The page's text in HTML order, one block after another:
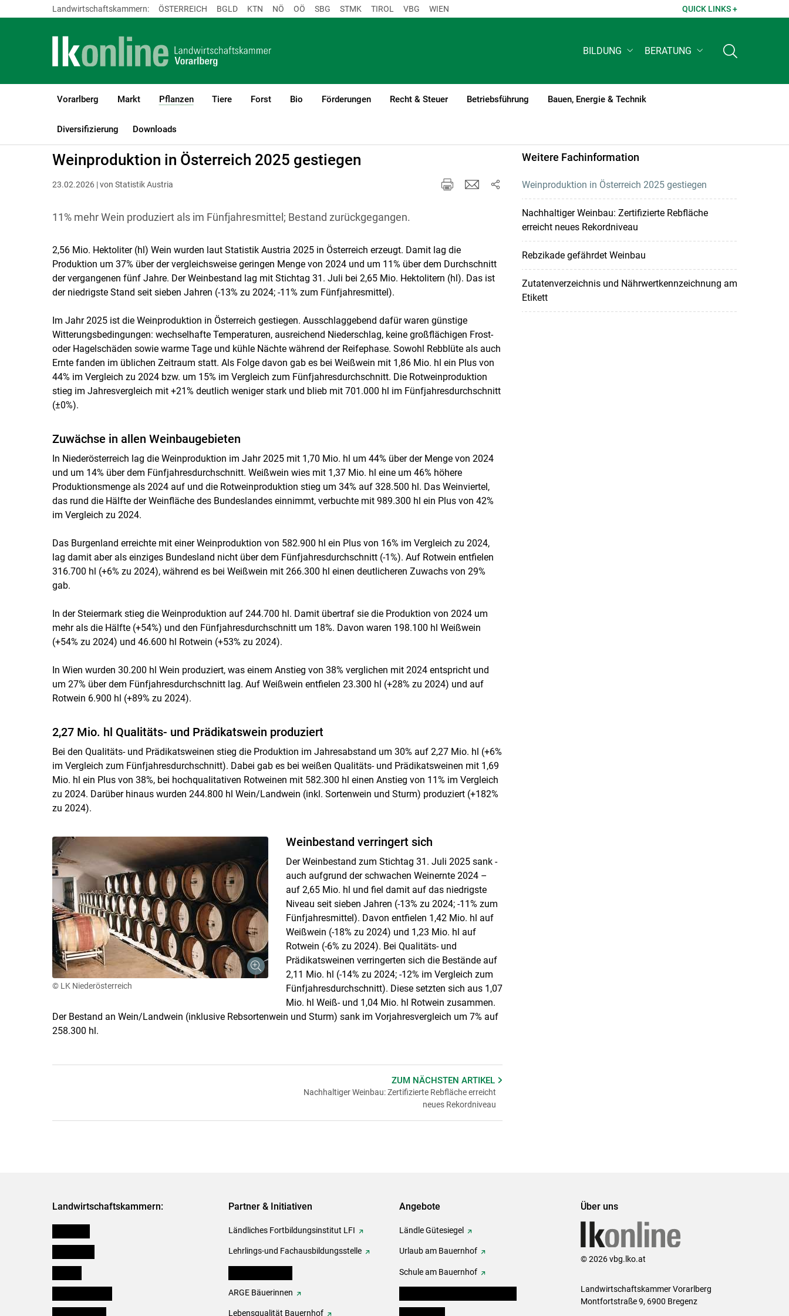
Landwirtschaftskammern: ÖSTERREICH BGLD KTN NÖ OÖ SBG STMK TIROL VBG WIEN QUICK LINKS +
BILDUNG BERATUNG
Vorarlberg Markt Pflanzen
(current)1
Tiere Forst Bio Förderungen Recht & Steuer Betriebsführung Bauen, Energie & Technik
Diversifizierung Downloads
LK Vorarlberg Pflanzen Weinbau
Weinproduktion in Österreich 2025 gestiegen
23.02.2026 | von Statistik Austria
11% mehr Wein produziert als im Fünfjahresmittel; Bestand zurückgegangen.
2,56 Mio. Hektoliter (hl) Wein wurden laut Statistik Austria 2025 in Österreich erzeugt. Damit lag die
Produktion um 37% über der vergleichsweise geringen Menge von 2024 und um 11% über dem Durchschnitt
der vergangenen fünf Jahre. Der Weinbestand lag mit Stichtag 31. Juli bei 2,65 Mio. Hektolitern (hl). Das ist
der niedrigste Stand seit sieben Jahren (-13% zu 2024; -11% zum Fünfjahresmittel).
Im Jahr 2025 ist die Weinproduktion in Österreich gestiegen. Ausschlaggebend dafür waren günstige
Witterungsbedingungen: wechselhafte Temperaturen, ausreichend Niederschlag, keine großflächigen Frost-
oder Hagelschäden sowie warme Tage und kühle Nächte während der Reifephase. Sowohl Rebblüte als auch
Ernte fanden im üblichen Zeitraum statt. Als Folge davon gab es bei Weißwein mit 1,86 Mio. hl ein Plus von
44% im Vergleich zu 2024 bzw. um 15% im Vergleich zum Fünfjahresdurchschnitt. Die Rotweinproduktion
stieg im Jahresvergleich mit +21% deutlich weniger stark und blieb mit 701.000 hl im Fünfjahresdurchschnitt
(±0%).
Zuwächse in allen Weinbaugebieten
In Niederösterreich lag die Weinproduktion im Jahr 2025 mit 1,70 Mio. hl um 44% über der Menge von 2024
und um 14% über dem Fünfjahresdurchschnitt. Weißwein wies mit 1,37 Mio. hl eine um 46% höhere
Produktionsmenge als 2024 auf und die Rotweinproduktion stieg um 34% auf 328.500 hl. Das Weinviertel,
das rund die Hälfte der Weinfläche des Bundeslandes einnimmt, verbuchte mit 989.300 hl ein Plus von 42%
im Vergleich zu 2024.
Das Burgenland erreichte mit einer Weinproduktion von 582.900 hl ein Plus von 16% im Vergleich zu 2024,
lag damit aber als einziges Bundesland nicht über dem Fünfjahresdurchschnitt (-1%). Auf Rotwein entfielen
316.700 hl (+6% zu 2024), während es bei Weißwein mit 266.300 hl einen deutlicheren Zuwachs von 29%
gab.
In der Steiermark stieg die Weinproduktion auf 244.700 hl. Damit übertraf sie die Produktion von 2024 um
mehr als die Hälfte (+54%) und den Fünfjahresdurchschnitt um 18%. Davon waren 198.100 hl Weißwein
(+54% zu 2024) und 46.600 hl Rotwein (+53% zu 2024).
In Wien wurden 30.200 hl Wein produziert, was einem Anstieg von 38% verglichen mit 2024 entspricht und
um 27% über dem Fünfjahresdurchschnitt lag. Auf Weißwein entfielen 23.300 hl (+28% zu 2024) und auf
Rotwein 6.900 hl (+89% zu 2024).
2,27 Mio. hl Qualitäts- und Prädikatswein produziert
Bei den Qualitäts- und Prädikatsweinen stieg die Produktion im Jahresabstand um 30% auf 2,27 Mio. hl (+6%
im Vergleich zum Fünfjahresdurchschnitt). Dabei gab es bei weißen Qualitäts- und Prädikatsweinen mit 1,69
Mio. hl ein Plus von 38%, bei hochqualitativen Rotweinen mit 582.300 hl einen Anstieg von 11% im Vergleich
zu 2024. Darüber hinaus wurden 244.800 hl Wein/Landwein (inkl. Sortenwein und Sturm) produziert (+182%
zu 2024).
© LK Niederösterreich
Weinbestand verringert sich
Der Weinbestand zum Stichtag 31. Juli 2025 sank -
auch aufgrund der schwachen Weinernte 2024 –
auf 2,65 Mio. hl und fiel damit auf das niedrigste
Niveau seit sieben Jahren (-13% zu 2024; -11% zum
Fünfjahresmittel). Davon entfielen 1,42 Mio. hl auf
Weißwein (-18% zu 2024) und 1,23 Mio. hl auf
Rotwein (-6% zu 2024). Bei Qualitäts- und
Prädikatsweinen verringerten sich die Bestände auf
2,11 Mio. hl (-14% zu 2024; -12% im Vergleich zum
Fünfjahresdurchschnitt). Diese setzten sich aus 1,07
Mio. hl Weiß- und 1,04 Mio. hl Rotwein zusammen.
Der Bestand an Wein/Landwein (inklusive Rebsortenwein und Sturm) sank im Vorjahresvergleich um 7% auf
258.300 hl.
ZUM NÄCHSTENARTIKEL
Nachhaltiger Weinbau: Zertifizierte Rebfläche erreicht
neues Rekordniveau
Weitere Fachinformation
Weinproduktion in Österreich 2025 gestiegen
Nachhaltiger Weinbau: Zertifizierte Rebfläche
erreicht neues Rekordniveau
Rebzikade gefährdet Weinbau
Zutatenverzeichnis und Nährwertkennzeichnung am
Etikett
Landwirtschaftskammern: Partner & Initiativen
Ländliches Fortbildungsinstitut LFI
Lehrlings-und Fachausbildungsstelle
ARGE Bäuerinnen
Lebensqualität Bauernhof
Angebote
Ländle Gütesiegel
Urlaub am Bauernhof
Schule am Bauernhof
Über uns
© 2026 vbg.lko.at
Landwirtschaftskammer Vorarlberg
Montfortstraße 9, 6900 Bregenz